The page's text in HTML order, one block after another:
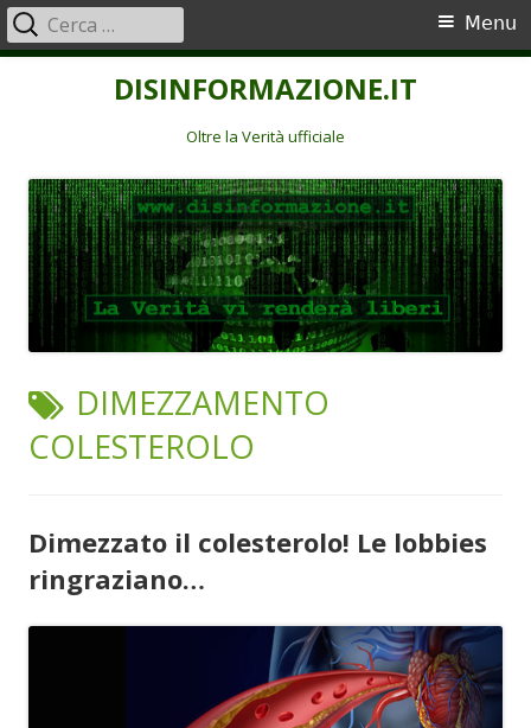
DISINFORMAZIONE.IT
Oltre la Verità ufficiale
Menu
principale
Menu
Ricerca
per:
TAG:
DIMEZZAMENTO
COLESTEROLO
Dimezzato il colesterolo! Le lobbies
ringraziano…